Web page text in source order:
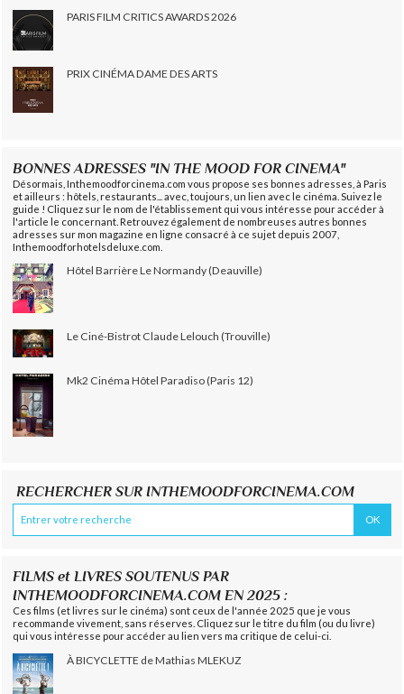
PARIS FILM CRITICS AWARDS 2026
PRIX CINÉMA DAME DES ARTS
BONNES ADRESSES "IN THE MOOD FOR CINEMA"
Désormais, Inthemoodforcinema.com vous propose ses bonnes adresses, à Paris
et ailleurs : hôtels, restaurants... avec, toujours, un lien avec le cinéma. Suivez le
guide ! Cliquez sur le nom de l'établissement qui vous intéresse pour accéder à
l'article le concernant. Retrouvez également de nombreuses autres bonnes
adresses sur mon magazine en ligne consacré à ce sujet depuis 2007,
Inthemoodforhotelsdeluxe.com.
Hôtel Barrière Le Normandy (Deauville)
Le Ciné-Bistrot Claude Lelouch (Trouville)
Mk2 Cinéma Hôtel Paradiso (Paris 12)
RECHERCHER SUR INTHEMOODFORCINEMA.COM
FILMS et LIVRES SOUTENUS PAR
INTHEMOODFORCINEMA.COM EN 2025 :
Ces films (et livres sur le cinéma) sont ceux de l'année 2025 que je vous
recommande vivement, sans réserves. Cliquez sur le titre du film (ou du livre)
qui vous intéresse pour accéder au lien vers ma critique de celui-ci.
À BICYCLETTE de Mathias MLEKUZ